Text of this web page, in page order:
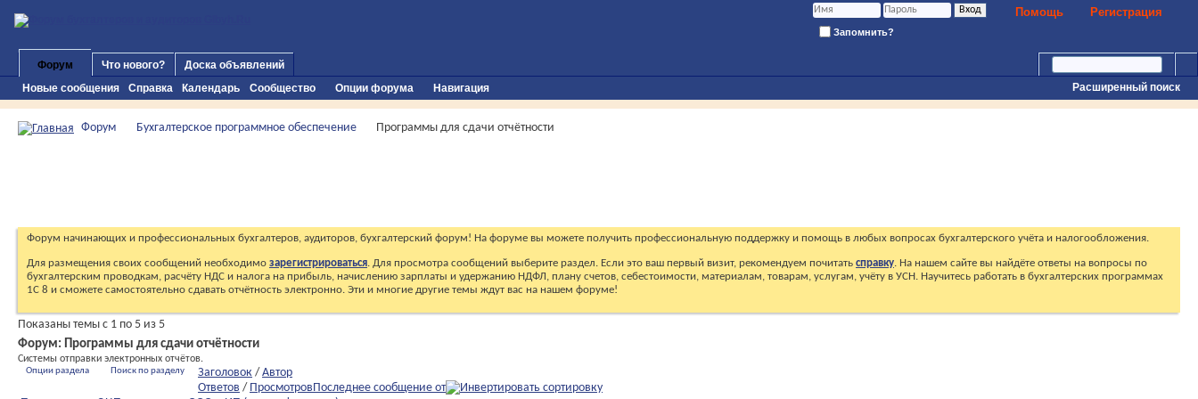
Регистрация
Помощь
Запомнить?
Форум
Новые сообщения
Справка Календарь Сообщество Опции форума Навигация
Что нового?
Доска объявлений
Расширенный поиск
Форум Бухгалтерское программное обеспечение Программы для сдачи отчётности
Форум начинающих и профессиональных бухгалтеров, аудиторов, бухгалтерский форум! На форуме вы можете получить профессиональную поддержку и помощь в любых вопросах бухгалтерского учёта и налогообложения.
Для размещения своих сообщений необходимо зарегистрироваться. Для просмотра сообщений выберите раздел. Если это ваш первый визит, рекомендуем почитать справку. На нашем сайте вы найдёте ответы на вопросы по
бухгалтерским проводкам, расчёту НДС и налога на прибыль, начислению зарплаты и удержанию НДФЛ, плану счетов, себестоимости, материалам, товарам, услугам, учёту в УСН. Научитесь работать в бухгалтерских программах
1С 8 и сможете самостоятельно сдавать отчётность электронно. Эти и многие другие темы ждут вас на нашем форуме!
Показаны темы с 1 по 5 из 5
Форум: Программы для сдачи отчётности
Системы отправки электронных отчётов.
Опции раздела Поиск по разделу Заголовок / Автор
Ответов / ПросмотровПоследнее сообщение от